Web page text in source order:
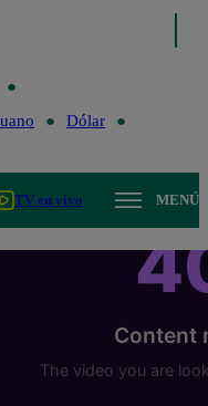
Dólar
TV en vivo MENÚ